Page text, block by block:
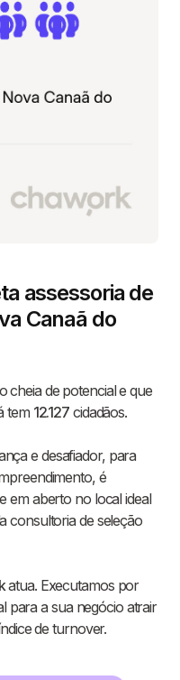
assessoria de
Canaã do
cheia de potencial e que
tem 12.127 cidadãos.
e desafiador, para
é
em aberto no local ideal
consultoria de seleção
atua. Executamos por
para a sua negócio atrair
de turnover.